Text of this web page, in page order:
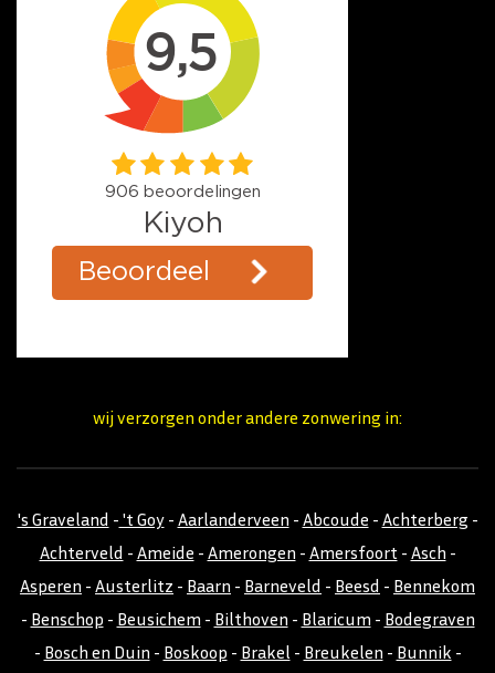
wij verzorgen onder andere zonwering in:
's Graveland - 't Goy- Aarlanderveen - Abcoude - Achterberg -
Achterveld - Ameide - Amerongen - Amersfoort- Asch -
Asperen - Austerlitz - Baarn - Barneveld - Beesd - Bennekom
- Benschop - Beusichem - Bilthoven - Blaricum - Bodegraven
- Bosch en Duin - Boskoop - Brakel - Breukelen - Bunnik -